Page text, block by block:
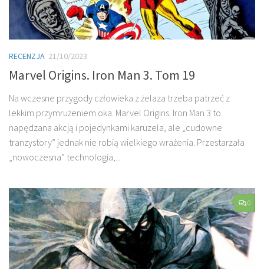
RECENZJA 21/10/2023
Marvel Origins. Iron Man 3. Tom 19
Na wczesne przygody człowieka z żelaza trzeba patrzeć z
lekkim przymrużeniem oka. Marvel Origins. Iron Man 3 to
napędzana akcją i pojedynkami karuzela, ale „cudowne
tranzystory” jednak nie robią wielkiego wrażenia. Przestarzała
„nowoczesna” technologia,...
0